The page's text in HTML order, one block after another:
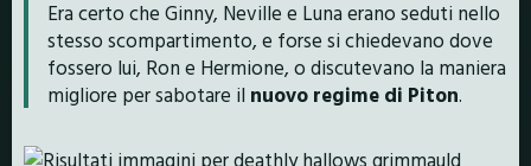
Era certo che Ginny, Neville e Luna erano seduti nello
stesso scompartimento, e forse si chiedevano dove
fossero lui, Ron e Hermione, o discutevano la maniera
migliore per sabotare il nuovo regime di Piton.